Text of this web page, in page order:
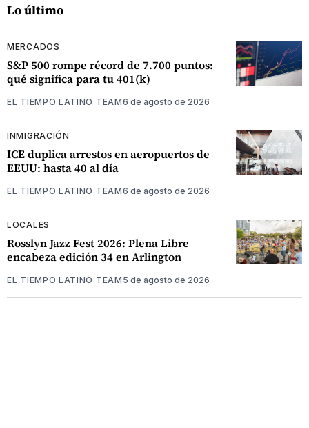
Lo último
MERCADOS
S&P 500 rompe récord de 7.700 puntos:
qué significa para tu 401(k)
EL TIEMPO LATINO TEAM6 de agosto de 2026
INMIGRACIÓN
ICE duplica arrestos en aeropuertos de
EEUU: hasta 40 al día
EL TIEMPO LATINO TEAM6 de agosto de 2026
LOCALES
Rosslyn Jazz Fest 2026: Plena Libre
encabeza edición 34 en Arlington
EL TIEMPO LATINO TEAM 5 de agosto de 2026